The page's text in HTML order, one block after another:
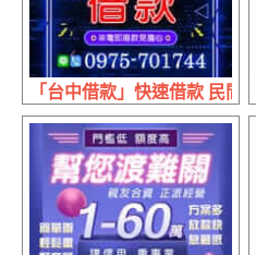
「台中借款」快速借款 民間